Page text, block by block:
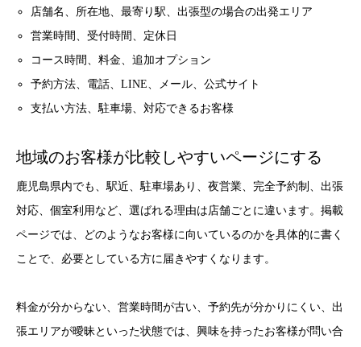
店舗名、所在地、最寄り駅、出張型の場合の出発エリア
営業時間、受付時間、定休日
コース時間、料金、追加オプション
予約方法、電話、LINE、メール、公式サイト
支払い方法、駐車場、対応できるお客様
地域のお客様が比較しやすいページにする
鹿児島県内でも、駅近、駐車場あり、夜営業、完全予約制、出張
対応、個室利用など、選ばれる理由は店舗ごとに違います。掲載
ページでは、どのようなお客様に向いているのかを具体的に書く
ことで、必要としている方に届きやすくなります。
料金が分からない、営業時間が古い、予約先が分かりにくい、出
張エリアが曖昧といった状態では、興味を持ったお客様が問い合